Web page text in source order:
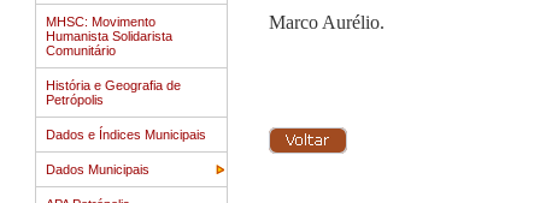
MHSC: Movimento
Humanista Solidarista
Comunitário
História e Geografia de
Petrópolis
Dados e Índices Municipais
Dados Municipais
Marco Aurélio.